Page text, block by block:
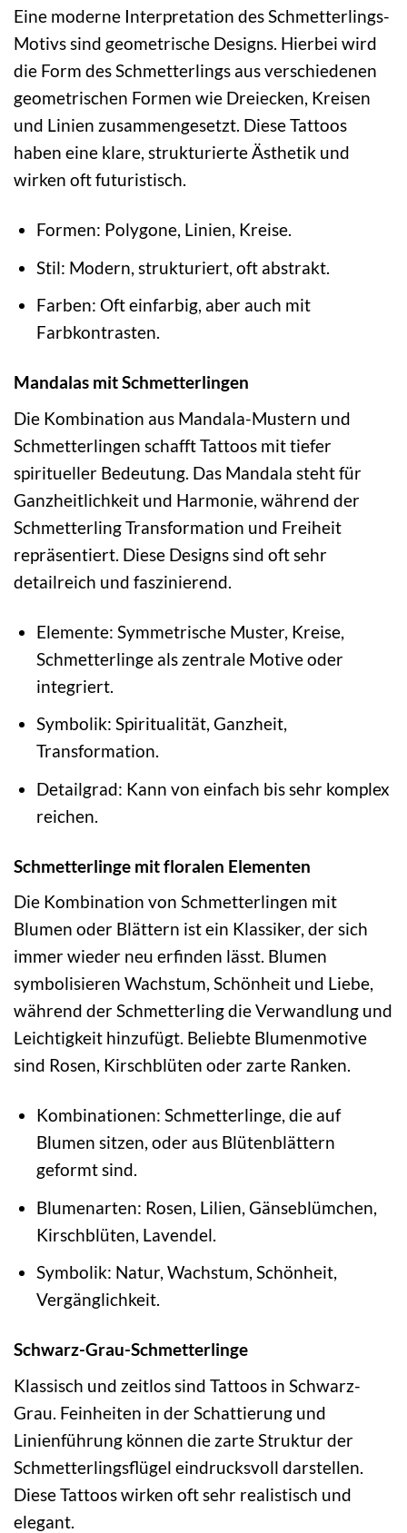
Eine moderne Interpretation des Schmetterlings-
Motivs sind geometrische Designs. Hierbei wird
die Form des Schmetterlings aus verschiedenen
geometrischen Formen wie Dreiecken, Kreisen
und Linien zusammengesetzt. Diese Tattoos
haben eine klare, strukturierte Ästhetik und
wirken oft futuristisch.
Formen: Polygone, Linien, Kreise.
Stil: Modern, strukturiert, oft abstrakt.
Farben: Oft einfarbig, aber auch mit
Farbkontrasten.
Mandalas mit Schmetterlingen
Die Kombination aus Mandala-Mustern und
Schmetterlingen schafft Tattoos mit tiefer
spiritueller Bedeutung. Das Mandala steht für
Ganzheitlichkeit und Harmonie, während der
Schmetterling Transformation und Freiheit
repräsentiert. Diese Designs sind oft sehr
detailreich und faszinierend.
Elemente: Symmetrische Muster, Kreise,
Schmetterlinge als zentrale Motive oder
integriert.
Symbolik: Spiritualität, Ganzheit,
Transformation.
Detailgrad: Kann von einfach bis sehr komplex
reichen.
Schmetterlinge mit floralen Elementen
Die Kombination von Schmetterlingen mit
Blumen oder Blättern ist ein Klassiker, der sich
immer wieder neu erfinden lässt. Blumen
symbolisieren Wachstum, Schönheit und Liebe,
während der Schmetterling die Verwandlung und
Leichtigkeit hinzufügt. Beliebte Blumenmotive
sind Rosen, Kirschblüten oder zarte Ranken.
Kombinationen: Schmetterlinge, die auf
Blumen sitzen, oder aus Blütenblättern
geformt sind.
Blumenarten: Rosen, Lilien, Gänseblümchen,
Kirschblüten, Lavendel.
Symbolik: Natur, Wachstum, Schönheit,
Vergänglichkeit.
Schwarz-Grau-Schmetterlinge
Klassisch und zeitlos sind Tattoos in Schwarz-
Grau. Feinheiten in der Schattierung und
Linienführung können die zarte Struktur der
Schmetterlingsflügel eindrucksvoll darstellen.
Diese Tattoos wirken oft sehr realistisch und
elegant.